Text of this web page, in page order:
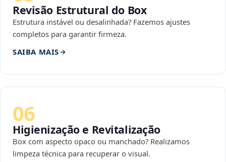
Revisão Estrutural do Box
Estrutura instável ou desalinhada? Fazemos ajustes
completos para garantir firmeza.
SAIBA MAIS
06
Higienização e Revitalização
Box com aspecto opaco ou manchado? Realizamos
limpeza técnica para recuperar o visual.